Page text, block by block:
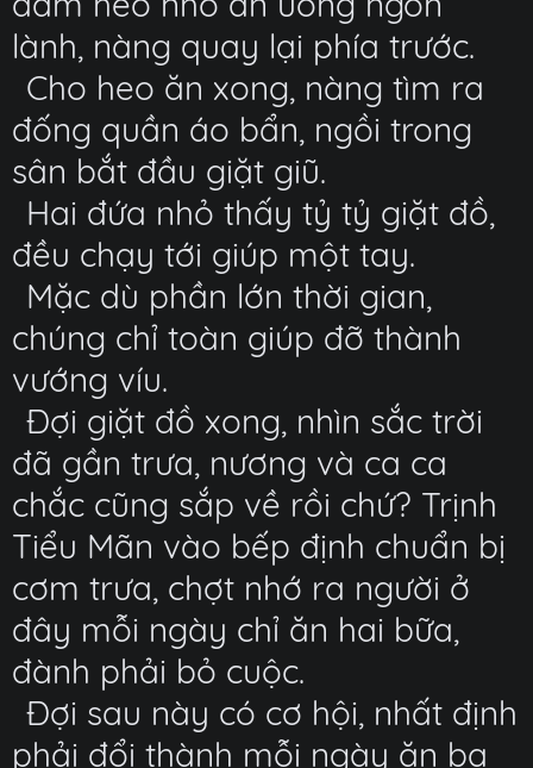
lành, nàng quay lại phía trước.
Cho heo ăn xong, nàng tìm ra
đống quần áo bẩn, ngồi trong
sân bắt đầu giặt giũ.
Hai đứa nhỏ thấy tỷ tỷ giặt đồ,
đều chạy tới giúp một tay.
Mặc dù phần lớn thời gian,
chúng chỉ toàn giúp đỡ thành
vướng víu.
Đợi giặt đồ xong, nhìn sắc trời
đã gần trưa, nương và ca ca
chắc cũng sắp về rồi chứ? Trịnh
Tiểu Mãn vào bếp định chuẩn bị
cơm trưa, chợt nhớ ra người ở
đây mỗi ngày chỉ ăn hai bữa,
đành phải bỏ cuộc.
Đợi sau này có cơ hội, nhất định
phải đổi thành mỗi ngày ăn ba